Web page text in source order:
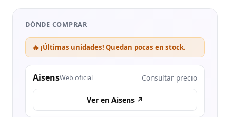
DÓNDE COMPRAR
🔥 ¡Últimas unidades! Quedan pocas en stock.
AisensWeb oficial Consultar precio
Ver en Aisens ↗